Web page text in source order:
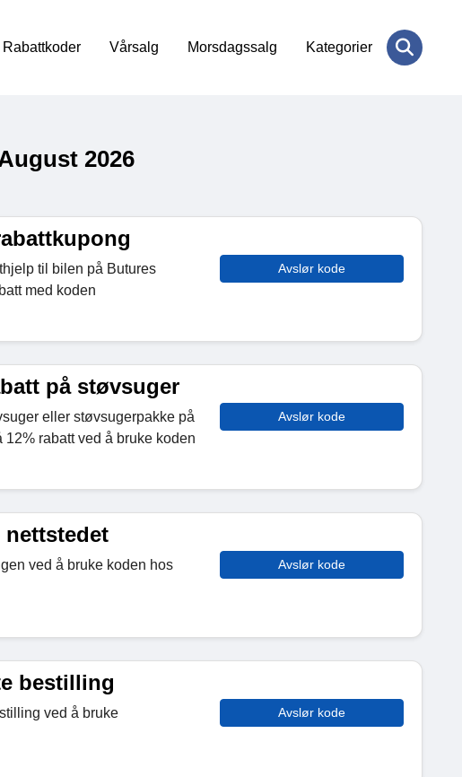
Rabattkoder Vårsalg Morsdagssalg Kategorier
2026
til bilen på Butures
med koden
Avslør kode
på støvsuger
eller støvsugerpakke på
rabatt ved å bruke koden
Avslør kode
nettstedet
ved å bruke koden hos
Avslør kode
bestilling
ved å bruke
Avslør kode